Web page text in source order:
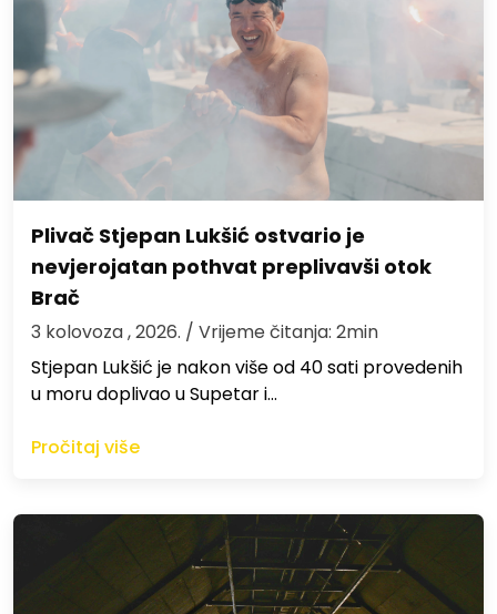
Plivač Stjepan Lukšić ostvario je
nevjerojatan pothvat preplivavši otok
Brač
3 kolovoza , 2026. / Vrijeme čitanja: 2min
St​jepan Lukšić je nakon više od 40 sati provedenih
u moru doplivao u Supetar i…
Pročitaj više